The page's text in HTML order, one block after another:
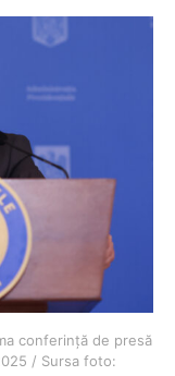
conferință de presă
/ Sursa foto: